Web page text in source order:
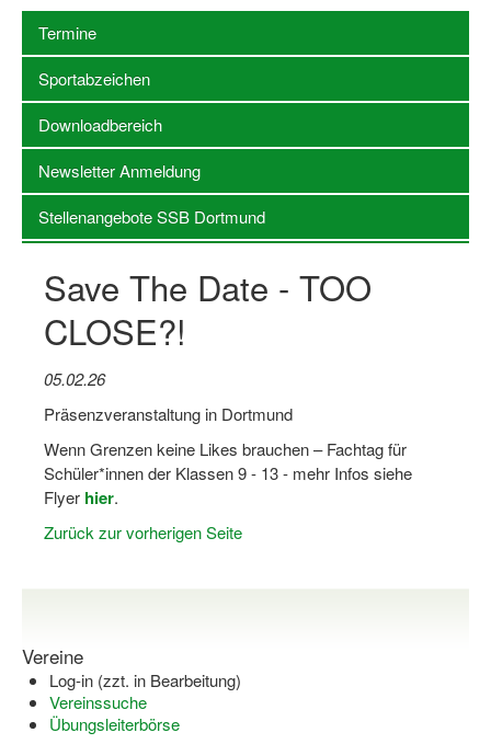
Stellenangebote SSB Dortmund
Vereine
Vereinssuche
Übungsleiterbörse
Sportanlagen in Dortmund
Kinderschutz im Sport
Fördermöglichkeiten
Wege zur Kooperation
Villa Froschloch
Log-in "Vereine"
Übersicht Qualifizierungswege
Qualifizierung im Vereinsmanagement
Termine
Sportabzeichen
Downloadbereich
Newsletter Anmeldung
Stellenangebote SSB Dortmund
Save The Date - TOO
CLOSE?!
05.02.26
Präsenzveranstaltung in Dortmund
Wenn Grenzen keine Likes brauchen – Fachtag für
Schüler*innen der Klassen 9 - 13 - mehr Infos siehe
Flyer hier.
Zurück zur vorherigen Seite
Vereine
Log-in (zzt. in Bearbeitung)
Vereinssuche
Übungsleiterbörse